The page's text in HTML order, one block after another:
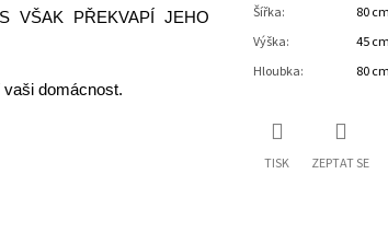
VŠAK PŘEKVAPÍ JEHO
domácnost.
Šířka:
80 cm
Výška:
45 cm
Hloubka: 80 cm
TISK ZEPTAT SE